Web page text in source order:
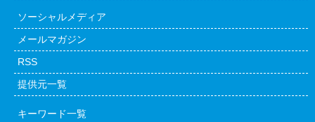
ソーシャルメディア
メールマガジン
RSS
提供元一覧
キーワード一覧